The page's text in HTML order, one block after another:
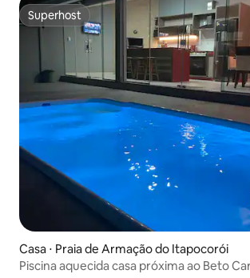
Superhost
Superhost
Casa ⋅ Praia de Armação do Itapocorói
Piscina aquecida casa próxima ao Beto